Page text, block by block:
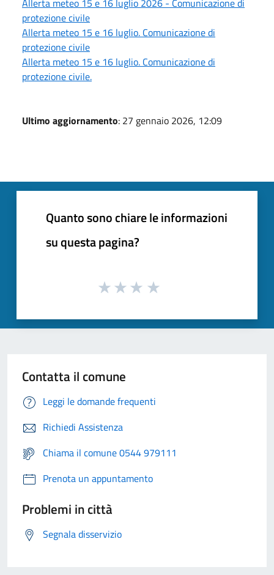
protezione civile
Allerta meteo 15 e 16 luglio. Comunicazione di
protezione civile
Allerta meteo 15 e 16 luglio. Comunicazione di
protezione civile.
Ultimo aggiornamento: 27 gennaio 2026, 12:09
Quanto sono chiare le informazioni
su questa pagina?
Contatta il comune
Leggi le domande frequenti
Richiedi Assistenza
Chiama il comune 0544 979111
Prenota un appuntamento
Problemi in città
Segnala disservizio